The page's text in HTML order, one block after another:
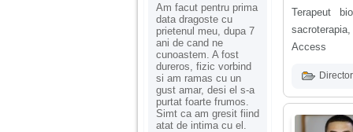
Am facut pentru prima
data dragoste cu
prietenul meu, dupa 7
ani de cand ne
cunoastem. A fost
dureros, fizic vorbind
si am ramas cu un
gust amar, desi el s-a
purtat foarte frumos.
Simt ca am gresit fiind
atat de intima cu el.
Terapeut
Access